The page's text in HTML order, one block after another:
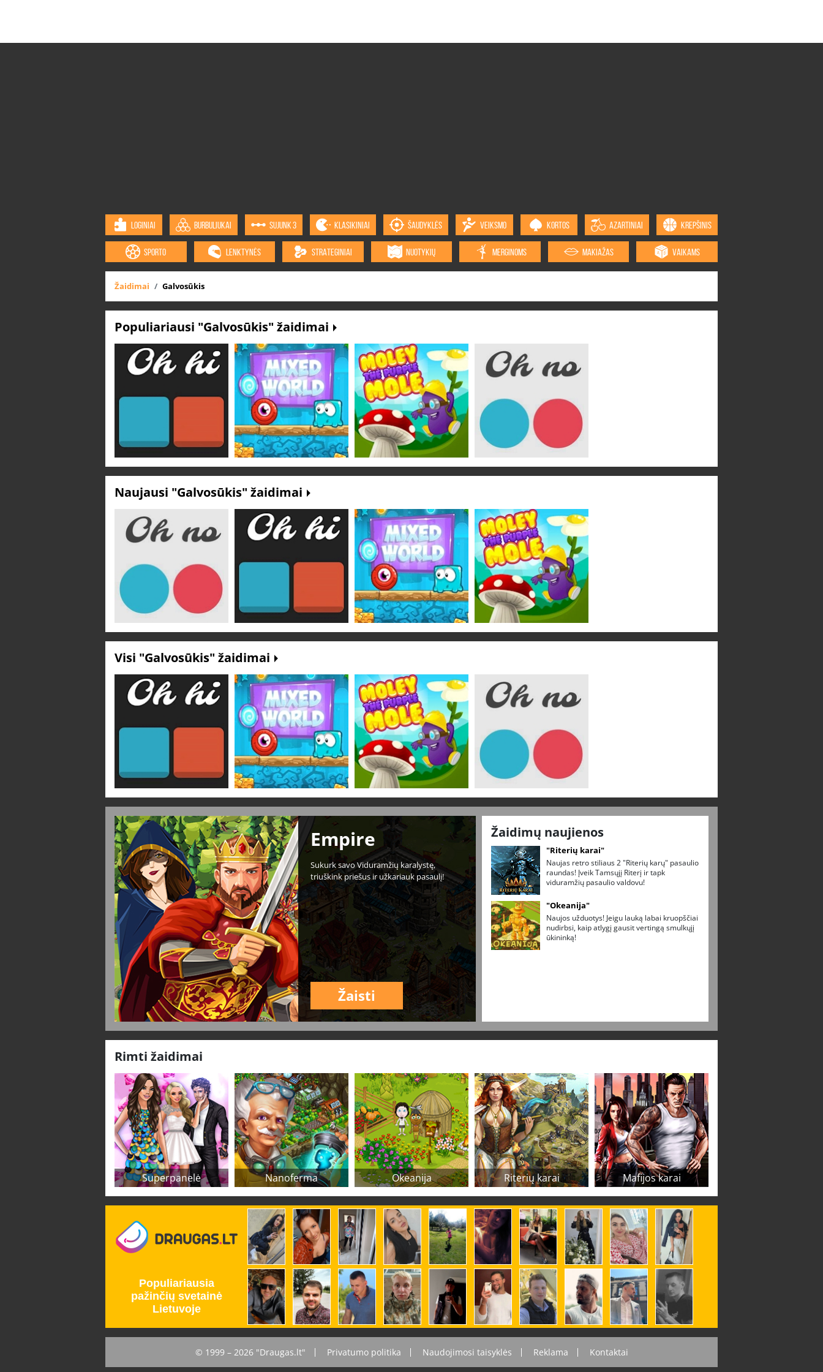
LOGINIAI BURBULIUKAI SUJUNK 3 KLASIKINIAI ŠAUDYKLĖS VEIKSMO KORTOS AZARTINIAI KREPŠINIS
SPORTO LENKTYNĖS STRATEGINIAI NUOTYKIŲ MERGINOMS MAKIAŽAS VAIKAMS
Žaidimai Galvosūkis
Populiariausi "Galvosūkis" žaidimai
Naujausi "Galvosūkis" žaidimai
Visi "Galvosūkis" žaidimai
Empire
Sukurk savo Viduramžių karalystę,
triuškink priešus ir užkariauk pasaulį!
Žaisti
Žaidimų naujienos
"Riterių karai"
Naujas retro stiliaus 2 "Riterių karų" pasaulio
raundas! Įveik Tamsųjį Riterį ir tapk
viduramžių pasaulio valdovu!
"Okeanija"
Naujos užduotys! Jeigu lauką labai kruopščiai
nudirbsi, kaip atlygį gausit vertingą smulkųjį
ūkininką!
Rimti žaidimai
Superpanelė Nanoferma Okeanija Riterių karai Mafijos karai
© 1999 – 2026 "Draugas.lt" Privatumo politika Naudojimosi taisyklės Reklama Kontaktai